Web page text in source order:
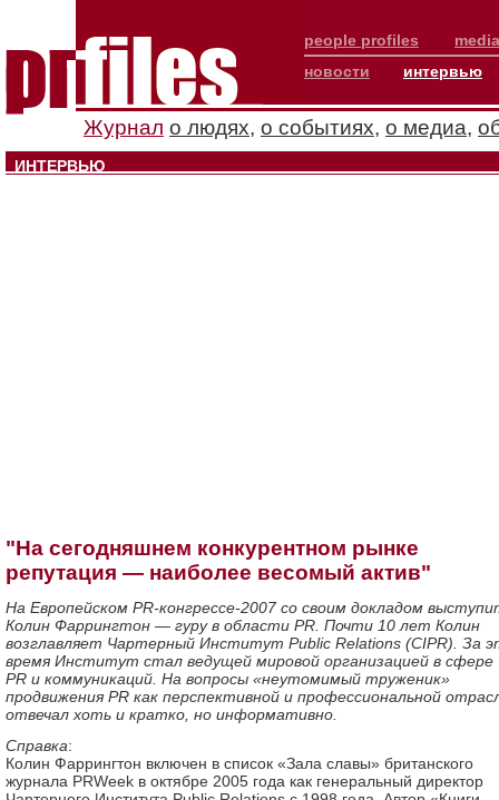
people profiles
новости
интервью
Журнал о людях, о событиях, о медиа,
ИНТЕРВЬЮ
"На сегодняшнем конкурентном рынке
репутация — наиболее весомый актив"
На Европейском PR-конгрессе-2007 со своим докладом
Колин Фаррингтон — гуру в области PR. Почти 10 лет Колин
возглавляет Чартерный Институт Public Relations (CIPR). За
время Институт стал ведущей мировой организацией в сфере
PR и коммуникаций. На вопросы «неутомимый труженик»
продвижения PR как перспективной и профессиональной
отвечал хоть и кратко, но информативно.
Cправка:
Колин Фаррингтон включен в список «Зала славы» британского
журнала PRWeek в октябре 2005 года как генеральный директор